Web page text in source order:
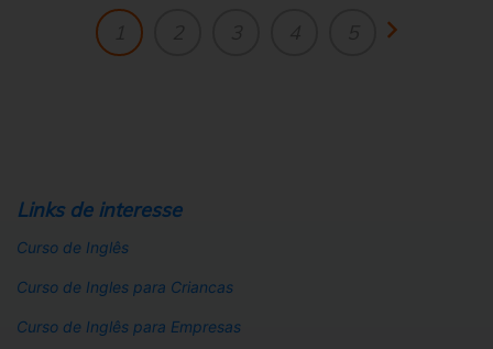
Links de interesse
Curso de Inglês
Curso de Ingles para Criancas
Curso de Inglês para Empresas